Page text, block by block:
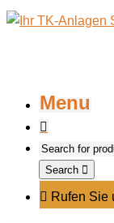
Menu
Search
Rufen Sie